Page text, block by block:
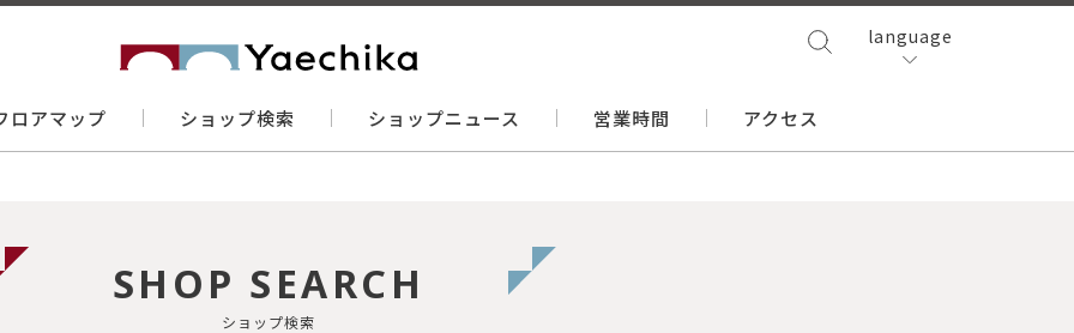
language
ロアマップ ショップ検索 ショップニュース 営業時間 アクセス
SHOP SEARCH
ショップ検索